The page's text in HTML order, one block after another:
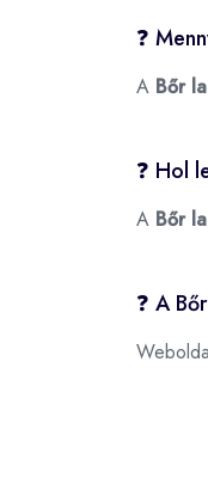
❓
A Bőr
❓ Hol
A Bőr
❓ A